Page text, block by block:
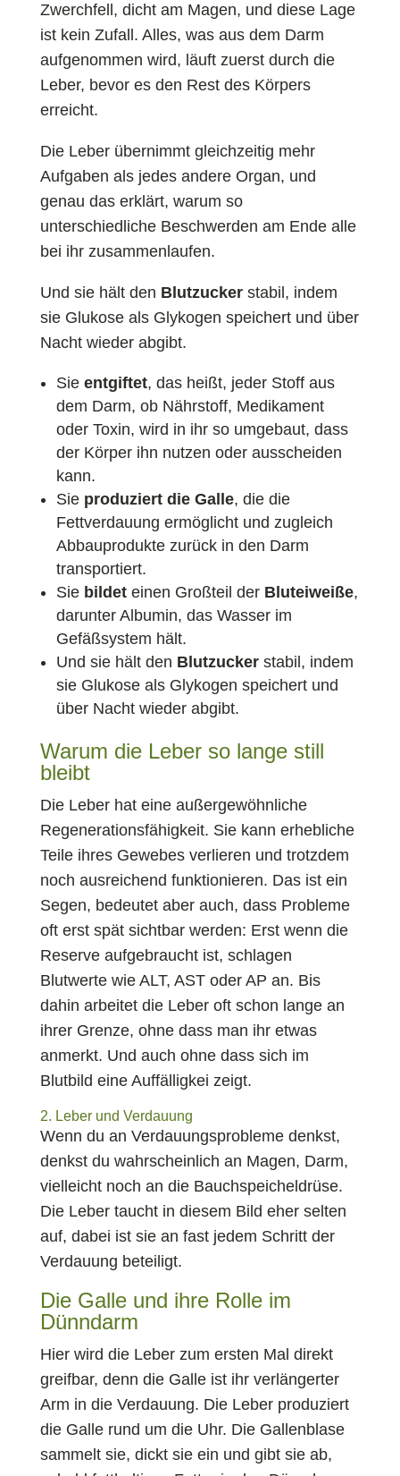
Zwerchfell, dicht am Magen, und diese Lage
ist kein Zufall. Alles, was aus dem Darm
aufgenommen wird, läuft zuerst durch die
Leber, bevor es den Rest des Körpers
erreicht.
Die Leber übernimmt gleichzeitig mehr
Aufgaben als jedes andere Organ, und
genau das erklärt, warum so
unterschiedliche Beschwerden am Ende alle
bei ihr zusammenlaufen.
Und sie hält den Blutzucker stabil, indem
sie Glukose als Glykogen speichert und über
Nacht wieder abgibt.
Sie entgiftet, das heißt, jeder Stoff aus
dem Darm, ob Nährstoff, Medikament
oder Toxin, wird in ihr so umgebaut, dass
der Körper ihn nutzen oder ausscheiden
kann.
Sie produziert die Galle, die die
Fettverdauung ermöglicht und zugleich
Abbauprodukte zurück in den Darm
transportiert.
Sie bildet einen Großteil der Bluteiweiße,
darunter Albumin, das Wasser im
Gefäßsystem hält.
Und sie hält den Blutzucker stabil, indem
sie Glukose als Glykogen speichert und
über Nacht wieder abgibt.
Warum die Leber so lange still
bleibt
Die Leber hat eine außergewöhnliche
Regenerationsfähigkeit. Sie kann erhebliche
Teile ihres Gewebes verlieren und trotzdem
noch ausreichend funktionieren. Das ist ein
Segen, bedeutet aber auch, dass Probleme
oft erst spät sichtbar werden: Erst wenn die
Reserve aufgebraucht ist, schlagen
Blutwerte wie ALT, AST oder AP an. Bis
dahin arbeitet die Leber oft schon lange an
ihrer Grenze, ohne dass man ihr etwas
anmerkt. Und auch ohne dass sich im
Blutbild eine Auffälligkei zeigt.
2. Leber und Verdauung
Wenn du an Verdauungsprobleme denkst,
denkst du wahrscheinlich an Magen, Darm,
vielleicht noch an die Bauchspeicheldrüse.
Die Leber taucht in diesem Bild eher selten
auf, dabei ist sie an fast jedem Schritt der
Verdauung beteiligt.
Die Galle und ihre Rolle im
Dünndarm
Hier wird die Leber zum ersten Mal direkt
greifbar, denn die Galle ist ihr verlängerter
Arm in die Verdauung. Die Leber produziert
die Galle rund um die Uhr. Die Gallenblase
sammelt sie, dickt sie ein und gibt sie ab,